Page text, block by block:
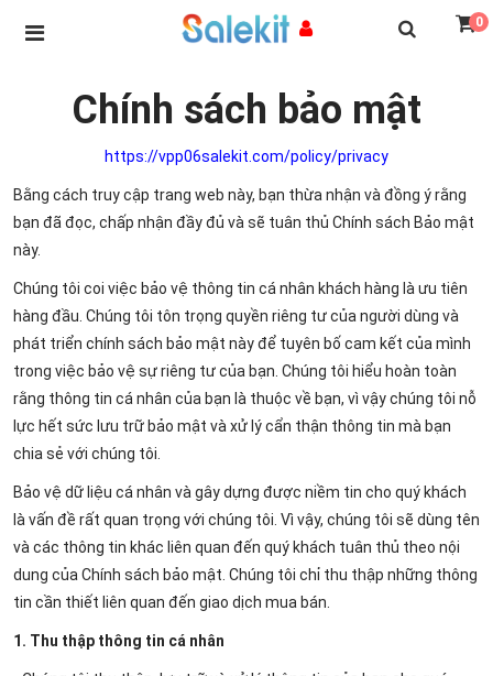
0
Chính sách bảo mật
https://vpp06salekit.com/policy/privacy
Bằng cách truy cập trang web này, bạn thừa nhận và đồng ý rằng
bạn đã đọc, chấp nhận đầy đủ và sẽ tuân thủ Chính sách Bảo mật
này.
Chúng tôi coi việc bảo vệ thông tin cá nhân khách hàng là ưu tiên
hàng đầu. Chúng tôi tôn trọng quyền riêng tư của người dùng và
phát triển chính sách bảo mật này để tuyên bố cam kết của mình
trong việc bảo vệ sự riêng tư của bạn. Chúng tôi hiểu hoàn toàn
rằng thông tin cá nhân của bạn là thuộc về bạn, vì vậy chúng tôi nỗ
lực hết sức lưu trữ bảo mật và xử lý cẩn thận thông tin mà bạn
chia sẻ với chúng tôi.
Bảo vệ dữ liệu cá nhân và gây dựng được niềm tin cho quý khách
là vấn đề rất quan trọng với chúng tôi. Vì vậy, chúng tôi sẽ dùng tên
và các thông tin khác liên quan đến quý khách tuân thủ theo nội
dung của Chính sách bảo mật. Chúng tôi chỉ thu thập những thông
tin cần thiết liên quan đến giao dịch mua bán.
1. Thu thập thông tin cá nhân